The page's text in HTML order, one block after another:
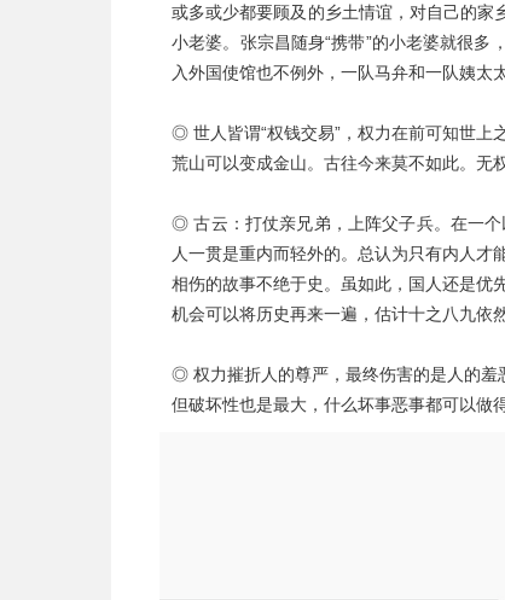
或多或少都要顾及的乡土情谊，对自己的家
小老婆。张宗昌随身“携带”的小老婆就很多
入外国使馆也不例外，一队马弁和一队姨太
◎ 世人皆谓“权钱交易”，权力在前可知世
荒山可以变成金山。古往今来莫不如此。无
◎古云：打仗亲兄弟，上阵父子兵。在一
人一贯是重内而轻外的。总认为只有内人
相伤的故事不绝于史。虽如此，国人还是优
机会可以将历史再来一遍，估计十之八九依然
◎ 权力摧折人的尊严，最终伤害的是人的羞
但破坏性也是最大，什么坏事恶事都可以做